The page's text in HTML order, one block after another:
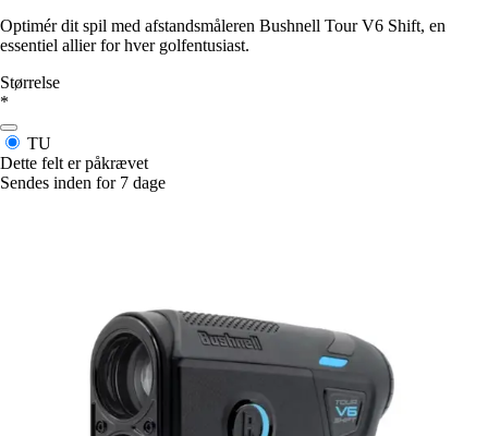
Optimér dit spil med afstandsmåleren Bushnell Tour V6 Shift, en
essentiel allier for hver golfentusiast.
Størrelse
*
TU
Dette felt er påkrævet
Sendes inden for 7 dage